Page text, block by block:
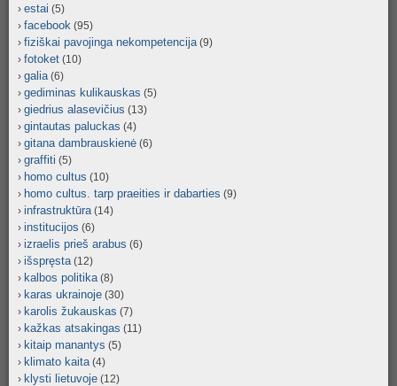
estai (5)
facebook (95)
fiziškai pavojinga nekompetencija(9)
fotoket (10)
galia(6)
gediminas kulikauskas (5)
giedrius alasevičius (13)
gintautas paluckas (4)
gitana dambrauskienė (6)
graffiti (5)
homo cultus (10)
homo cultus. tarp praeities ir dabarties (9)
infrastruktūra(14)
institucijos (6)
izraelis prieš arabus (6)
išspręsta(12)
kalbos politika(8)
karas ukrainoje (30)
karolis žukauskas (7)
kažkas atsakingas (11)
kitaip manantys (5)
klimato kaita(4)
klysti lietuvoje (12)